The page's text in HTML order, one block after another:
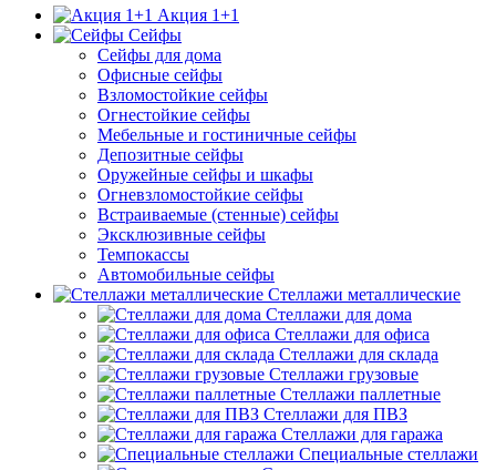
Акция 1+1
Сейфы
Сейфы для дома
Офисные сейфы
Взломостойкие сейфы
Огнестойкие сейфы
Мебельные и гостиничные сейфы
Депозитные сейфы
Оружейные сейфы и шкафы
Огневзломостойкие сейфы
Встраиваемые (стенные) сейфы
Эксклюзивные сейфы
Темпокассы
Автомобильные сейфы
Стеллажи металлические
Стеллажи для дома
Стеллажи для офиса
Стеллажи для склада
Стеллажи грузовые
Стеллажи паллетные
Стеллажи для ПВЗ
Стеллажи для гаража
Специальные стеллажи